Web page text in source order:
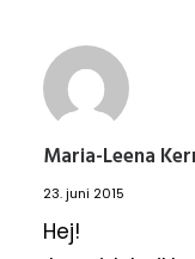
Maria-Leena
23. juni 2015
Hej!